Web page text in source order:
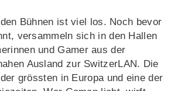
Bühnen ist viel los. Noch bevor
versammeln sich in den Hallen
und Gamer aus der
Ausland zur SwitzerLAN. Die
grössten in Europa und eine der